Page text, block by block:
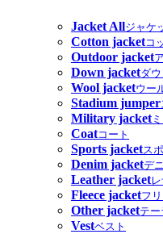
Jacket Allジャケ
Cotton jacketコ
Outdoor jacket
Down jacketダウ
Wool jacketウー
Stadium jumper
Military jacket
Coatコート
Sports jacketス
Denim jacketデ
Leather jacketレ
Fleece jacketフ
Other jacketテー
Vestベスト